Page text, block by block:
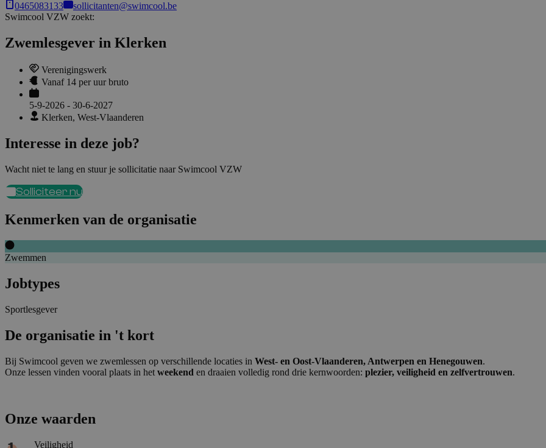
0465083133
sollicitanten@swimcool.be
Swimcool VZW zoekt:
Zwemlesgever in Klerken
Verenigingswerk
Vanaf 14 per uur bruto
5-9-2026 - 30-6-2027
Klerken, West-Vlaanderen
Interesse in deze job?
Wacht niet te lang en stuur je sollicitatie naar Swimcool VZW
Solliciteer nu
Kenmerken van de organisatie
Zwemmen
Jobtypes
Sportlesgever
De organisatie in 't kort
Bij Swimcool geven we zwemlessen op verschillende locaties in West- en Oost-Vlaanderen, Antwerpen en Henegouwen.
Onze lessen vinden vooral plaats in het weekend en draaien volledig rond drie kernwoorden: plezier, veiligheid en zelfvertrouwen.
Onze waarden
Veiligheid